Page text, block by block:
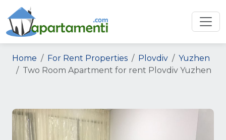
Home For Rent Properties Plovdiv
Yuzhen
Two Room Apartment for rent Plovdiv Yuzhen